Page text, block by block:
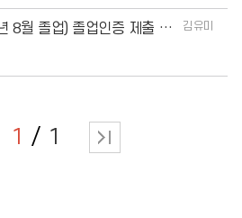
2023학년도 후기(2024년 8월 졸업) 졸업인증 제출 안내
김유미
1 1